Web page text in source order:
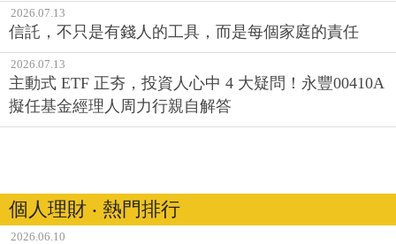
2026.07.13
信託，不只是有錢人的工具，而是每個家庭的責任
2026.07.13
主動式 ETF 正夯，投資人心中 4 大疑問！永豐00410A
擬任基金經理人周力行親自解答
個人理財 ‧ 熱門排行
2026.06.10